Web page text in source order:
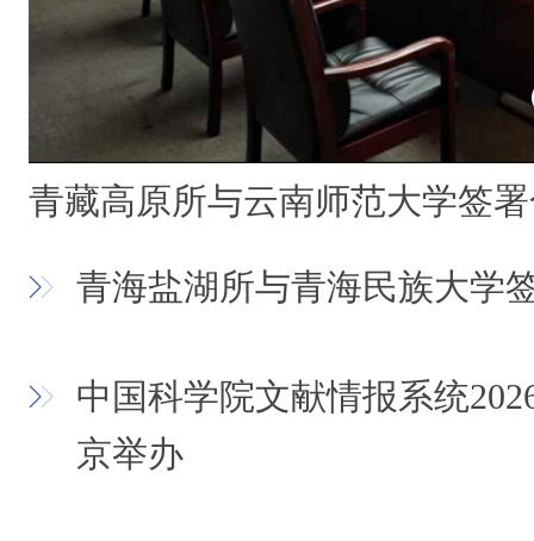
青藏高原所与云南师范大学签
青海盐湖所与青海民族大学
中国科学院文献情报系统
京举办